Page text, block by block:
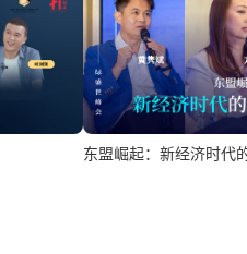
东盟崛起：新经济时代